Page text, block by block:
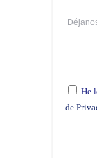
He
de